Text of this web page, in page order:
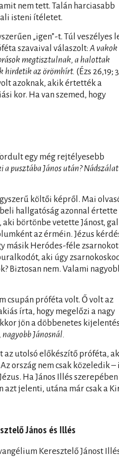
nem tett. Talán harciasabb
isteni ítéletet.
„igen”-t. Túl veszélyes
szavaival válaszolt: A vakok
megtisztulnak, a halottak
hirdetik az örömhírt. (Ézs 26,19;
azoknak, akik értették a
kor. Ha van szemed, hogy
egy még rejtélyesebb
pusztába János után? Nádszálat
költői képről. Mai
hallgatóság azonnal értette
aki börtönbe vetette Jánost,
az érméin. Jézus
másik Heródes-féle zsarnokot
aki úgy
Biztosan nem. Valami
csupán próféta volt. Ő volt az
írta, hogy megelőzi a nagy
jön a döbbenetes
Jánosnál.
az utolsó előkészítő próféta,
ország nem csak közeledik –
Ha János Illés szerepében
azt jelenti, utána már csak a
János és Illés
Keresztelő Jánost